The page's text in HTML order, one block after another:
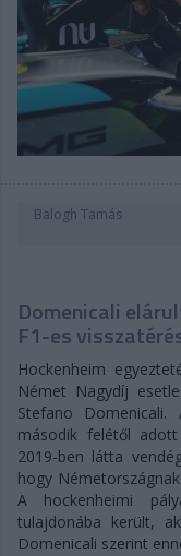
Balogh Tamás
Domenicali
F1-es
Hockenheim
Német Nagydíj
Stefano
második felétől
2019-ben látta
hogy
A hockenheimi
tulajdonába került,
Domenicali szerint